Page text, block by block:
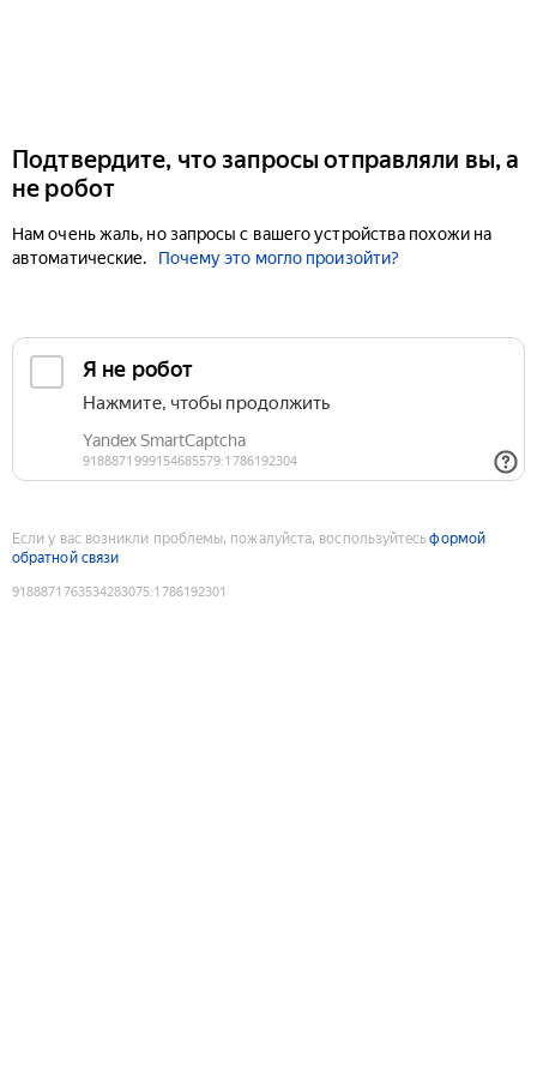
Подтвердите, что запросы отправляли вы, а
не робот
Нам очень жаль, но запросы с вашего устройства похожи на
автоматические.
Почему это могло произойти?
Если у вас возникли проблемы, пожалуйста, воспользуйтесьформой
обратной связи
9188871763534283075:1786192301